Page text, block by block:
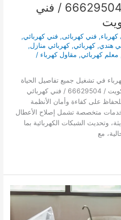
كهربائي الكويت / 66629504 / فني
, فني كهربائى, فني كهربائي,
هندي,كهربائي,كهربائي منازل,
معلم كهربائي, مقاول كهرباء /
في تشغيل جميع تفاصيل الحياة
اليومية، أصبح وجود كهربائي الكويت / 66629504 / فني كهربائي
على كفاءة وأمان الأنظمة
خدمات متخصصة تشمل إصلاح الأعطال
وتحديث الشبكات الكهربائية بما
مع